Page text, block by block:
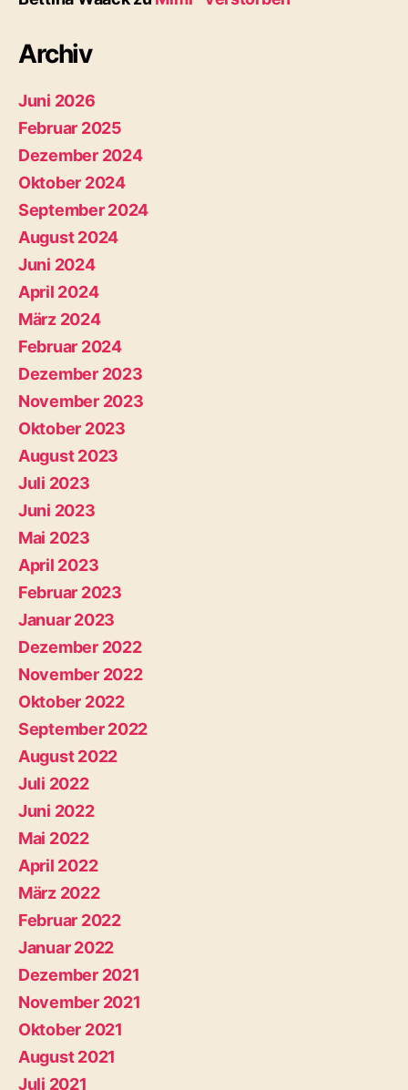
Archiv
Juni 2026
Februar 2025
Dezember 2024
Oktober 2024
September 2024
August 2024
Juni 2024
April 2024
März 2024
Februar 2024
Dezember 2023
November 2023
Oktober 2023
August 2023
Juli 2023
Juni 2023
Mai 2023
April 2023
Februar 2023
Januar 2023
Dezember 2022
November 2022
Oktober 2022
September 2022
August 2022
Juli 2022
Juni 2022
Mai 2022
April 2022
März 2022
Februar 2022
Januar 2022
Dezember 2021
November 2021
Oktober 2021
August 2021
Juli 2021